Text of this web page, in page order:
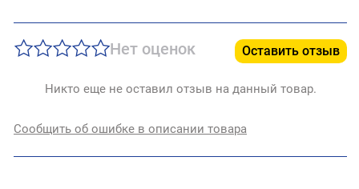
Нет оценок Оставить отзыв
Никто еще не оставил отзыв на данный товар.
Сообщить об ошибке в описании товара